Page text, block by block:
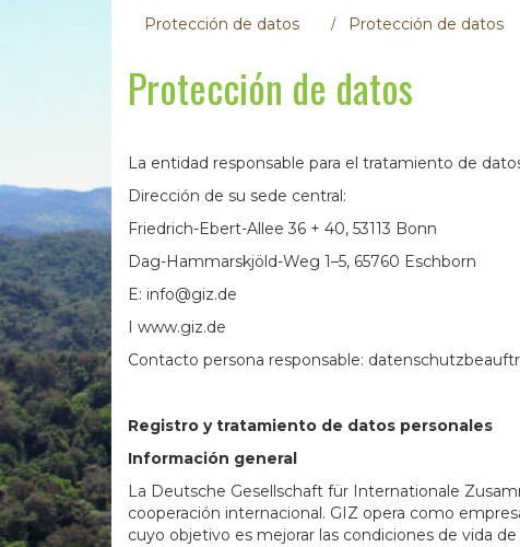
Protección de datos Protección de datos
Protección de datos
La entidad responsable para el tratamiento de
Dirección de su sede central:
Friedrich-Ebert-Allee 36 + 40, 53113 Bonn
Dag-Hammarskjöld-Weg 1–5, 65760 Eschborn
E: info@giz.de
I www.giz.de
Contacto persona responsable:
Registro y tratamiento de datos personales
Información general
La Deutsche Gesellschaft für Internationale
cooperación internacional. GIZ opera como
cuyo objetivo es mejorar las condiciones de vida